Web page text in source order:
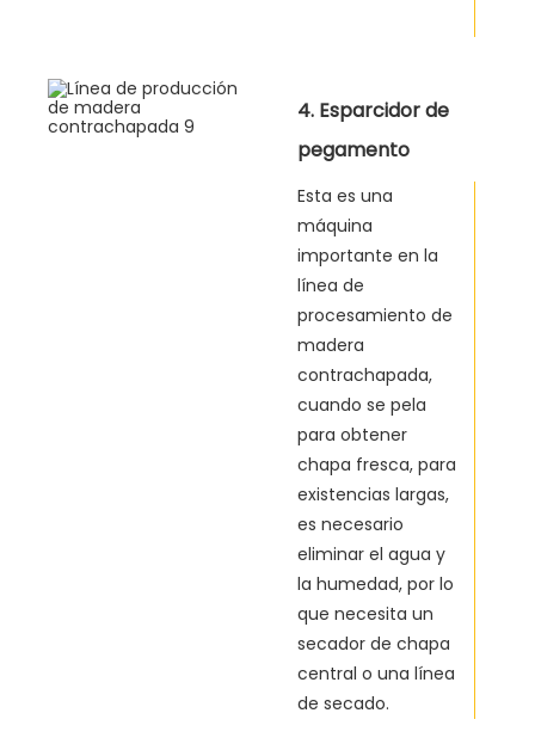
4. Esparcidor de
pegamento
Esta es una
máquina
importante en la
línea de
procesamiento de
madera
contrachapada,
cuando se pela
para obtener
chapa fresca, para
existencias largas,
es necesario
eliminar el agua y
la humedad, por lo
que necesita un
secador de chapa
central o una línea
de secado.